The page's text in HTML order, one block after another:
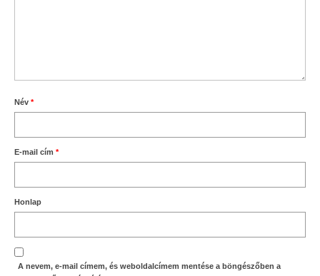
Név *
E-mail cím *
Honlap
A nevem, e-mail címem, és weboldalcímem mentése a böngészőben a